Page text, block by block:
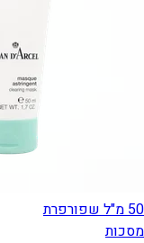
50 מ"ל שפורפרת
מסכות